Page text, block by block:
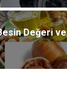
Besin Değeri ve